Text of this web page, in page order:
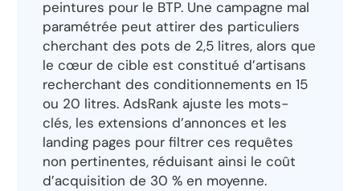
peintures pour le BTP. Une campagne mal
paramétrée peut attirer des particuliers
cherchant des pots de 2,5 litres, alors que
le cœur de cible est constitué d’artisans
recherchant des conditionnements en 15
ou 20 litres. AdsRank ajuste les mots-
clés, les extensions d’annonces et les
landing pages pour filtrer ces requêtes
non pertinentes, réduisant ainsi le coût
d’acquisition de 30 % en moyenne.